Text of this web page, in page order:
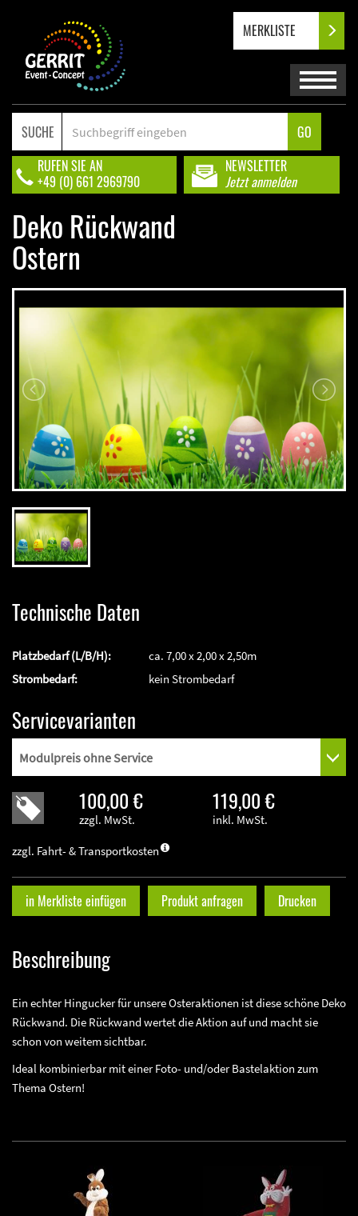
MERKLISTE
SUCHE
GO
RUFEN SIE AN
+49 (0) 661 2969790
NEWSLETTER
Jetzt anmelden
Deko Rückwand
Ostern
Servicevarianten
100,00 €
zzgl. MwSt.
119,00 €
inkl. MwSt.
zzgl. Fahrt- & Transportkosten
in Merkliste einfügen Produkt anfragen Drucken
Beschreibung
Ein echter Hingucker für unsere Osteraktionen ist diese schöne Deko
Rückwand. Die Rückwand wertet die Aktion auf und macht sie
schon von weitem sichtbar.
Ideal kombinierbar mit einer Foto- und/oder Bastelaktion zum
Thema Ostern!
Technische Daten
Platzbedarf (L/B/H):
ca. 7,00 x 2,00 x 2,50m
Strombedarf:
kein Strombedarf